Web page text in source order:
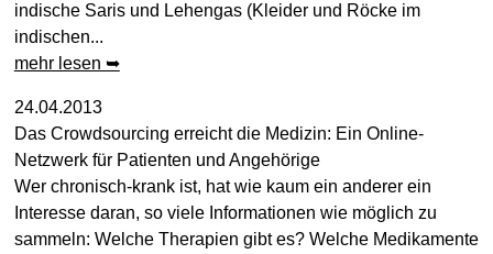
indische Saris und Lehengas (Kleider und Röcke im
indischen...
mehr lesen ➥
24.04.2013
Das Crowdsourcing erreicht die Medizin: Ein Online-
Netzwerk für Patienten und Angehörige
Wer chronisch-krank ist, hat wie kaum ein anderer ein
Interesse daran, so viele Informationen wie möglich zu
sammeln: Welche Therapien gibt es? Welche Medikamente